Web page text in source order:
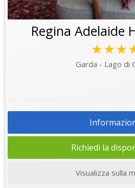
Regina Adelaide
Garda - Lago di
Richiedi la
Visualizza sulla